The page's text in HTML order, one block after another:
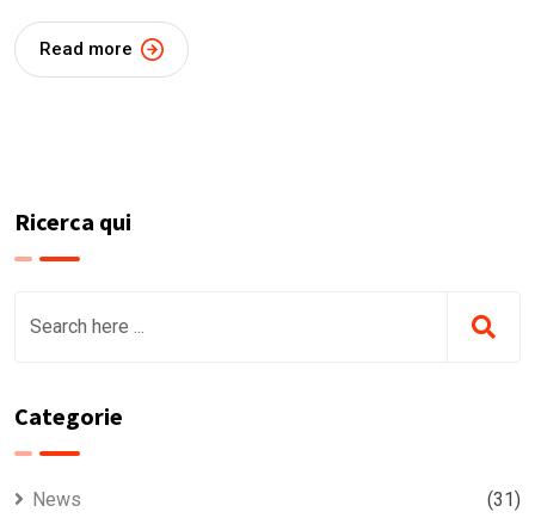
Read more
Ricerca qui
Categorie
News (31)